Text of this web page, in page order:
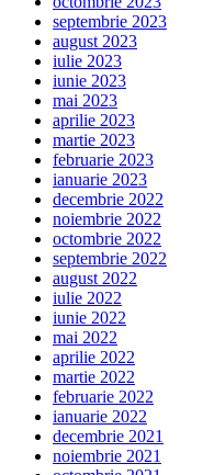
septembrie 2023
august 2023
iulie 2023
iunie 2023
mai 2023
aprilie 2023
martie 2023
februarie 2023
ianuarie 2023
decembrie 2022
noiembrie 2022
octombrie 2022
septembrie 2022
august 2022
iulie 2022
iunie 2022
mai 2022
aprilie 2022
martie 2022
februarie 2022
ianuarie 2022
decembrie 2021
noiembrie 2021